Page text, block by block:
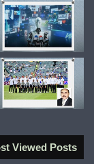
Viewed Posts